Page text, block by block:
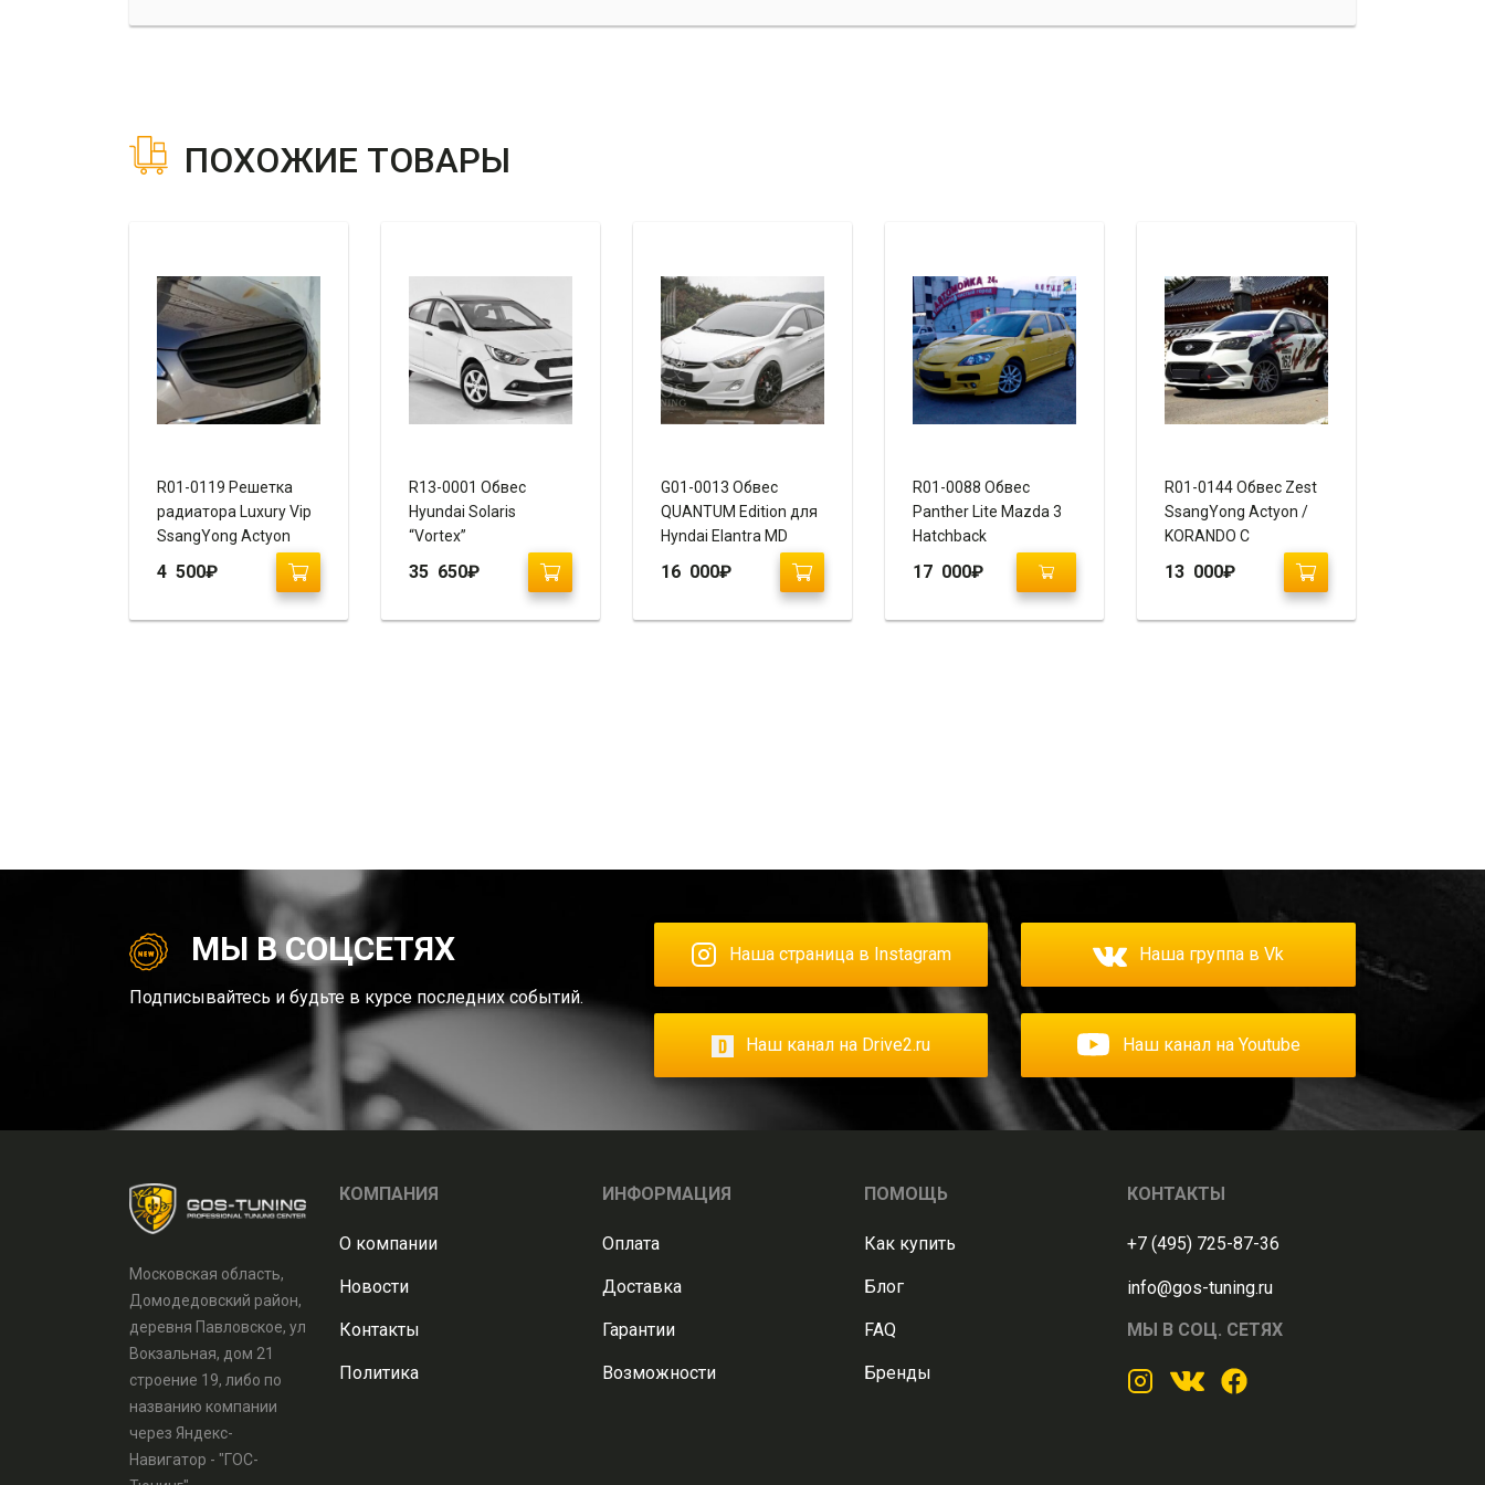
ПОХОЖИЕ ТОВАРЫ
R01-0119 Решетка
радиатора Luxury Vip
SsangYong Actyon
4 500₽
R13-0001 Обвес
Hyundai Solaris
“Vortex”
35 650₽
G01-0013 Обвес
QUANTUM Edition для
Hyndai Elantra MD
16 000₽
R01-0088 Обвес
Panther Lite Mazda 3
Hatchback
17 000₽
R01-0144 Обвес Zest
SsangYong Actyon /
KORANDO C
13 000₽
МЫ В СОЦСЕТЯХ
Подписывайтесь и будьте в курсе последних событий.
Наша страница в Instagram Наша группа в Vk
Наш канал на Drive2.ru Наш канал на Youtube
Московская область,
Домодедовский район,
деревня Павловское, ул
Вокзальная, дом 21
строение 19, либо по
названию компании
через Яндекс-
Навигатор - "ГОС-
КОМПАНИЯ
О компании
Новости
Контакты
Политика
ИНФОРМАЦИЯ
Оплата
Доставка
Гарантии
Возможности
ПОМОЩЬ
Как купить
Блог
FAQ
Бренды
КОНТАКТЫ
+7 (495) 725-87-36
info@gos-tuning.ru
МЫ В СОЦ. СЕТЯХ